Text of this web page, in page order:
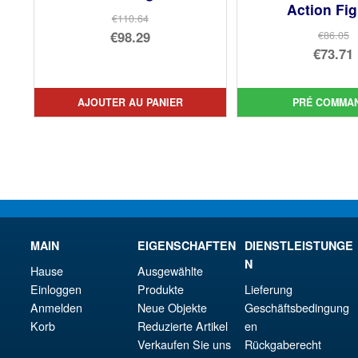
€110.64
Le
était :
€110.64.
€98.29
actuel
est :
AJOUTER AU PANIER
Action
€86.05
Le
€73.71
prix
PRÉ
MAIN
Hause
Einloggen
Anmelden
Korb
EIGENSCHAFTEN
Ausgewählte
Produkte
Neue Objekte
Reduzierte Artikel
Verkaufen Sie uns
DIENSTLEISTUNGE
N
Lieferung
Geschäftsbedingung
en
Rückgaberecht